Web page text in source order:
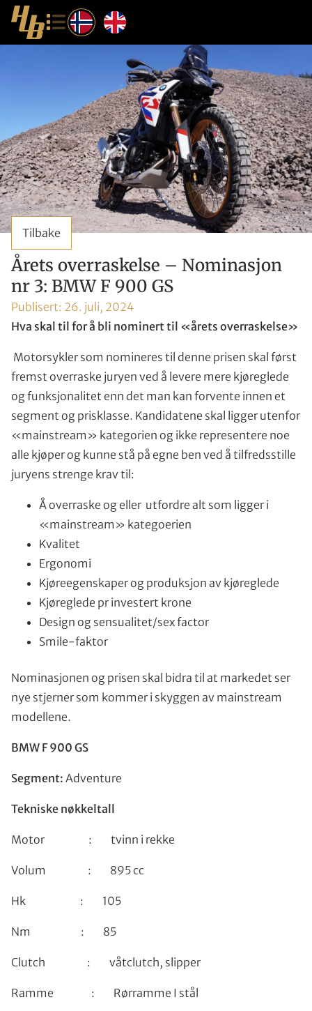
Tilbake
Årets overraskelse – Nominasjon
nr 3: BMW F 900 GS
Publisert: 26. juli, 2024
Hva skal til for å bli nominert til «årets overraskelse»
Motorsykler som nomineres til denne prisen skal først
fremst overraske juryen ved å levere mere kjøreglede
og funksjonalitet enn det man kan forvente innen et
segment og prisklasse. Kandidatene skal ligger utenfor
«mainstream» kategorien og ikke representere noe
alle kjøper og kunne stå på egne ben ved å tilfredsstille
juryens strenge krav til:
Å overraske og eller utfordre alt som ligger i
«mainstream» kategoerien
Kvalitet
Ergonomi
Kjøreegenskaper og produksjon av kjøreglede
Kjøreglede pr investert krone
Design og sensualitet/sex factor
Smile-faktor
Nominasjonen og prisen skal bidra til at markedet ser
nye stjerner som kommer i skyggen av mainstream
modellene.
BMW F 900 GS
Segment: Adventure
Tekniske nøkkeltall
Motor : tvinn i rekke
Volum : 895 cc
Hk : 105
Nm : 85
Clutch : våtclutch, slipper
Ramme : Rørramme I stål